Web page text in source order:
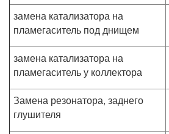
замена катализатора на
пламегаситель под днищем
замена катализатора на
пламегаситель у коллектора
Замена резонатора, заднего
глушителя